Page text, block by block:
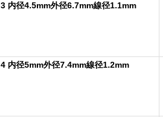
3 内径4.5mm外径6.7mm線径1.1mm
4 内径5mm外径7.4mm線径1.2mm